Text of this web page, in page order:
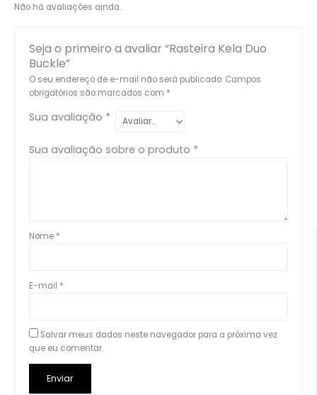
Não há avaliações ainda.
Seja o primeiro a avaliar “Rasteira Kela Duo
Buckle”
O seu endereço de e-mail não será publicado. Campos
obrigatórios são marcados com *
Sua avaliação *
Sua avaliação sobre o produto *
Nome *
E-mail *
Salvar meus dados neste navegador para a próxima vez
que eu comentar.